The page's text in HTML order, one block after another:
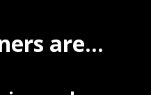
are...